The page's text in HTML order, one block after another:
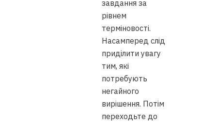
завдання за
рівнем
терміновості.
Насамперед слід
приділити увагу
тим, які
потребують
негайного
вирішення. Потім
переходьте до